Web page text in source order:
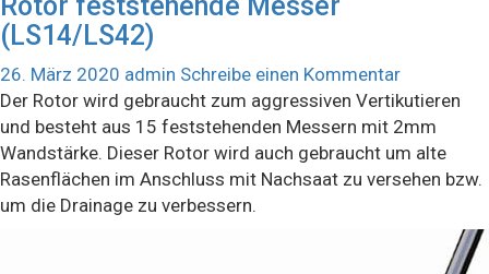
(LS14/LS42)
26. März 2020 admin Schreibe einen Kommentar
Der Rotor wird gebraucht zum aggressiven Vertikutieren
und besteht aus 15 feststehenden Messern mit 2mm
Wandstärke. Dieser Rotor wird auch gebraucht um alte
Rasenflächen im Anschluss mit Nachsaat zu versehen bzw.
um die Drainage zu verbessern.